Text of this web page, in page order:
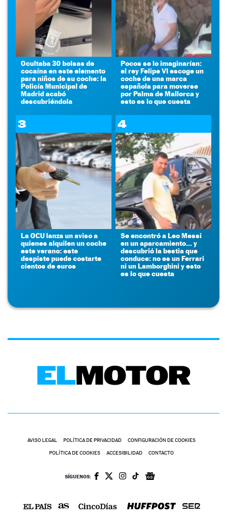
Ocultaba 30 bolsas de
cocaína en este elemento
para niños de su coche: la
Policía Municipal de
Madrid acabó
descubriéndola
Pocos se lo imaginarían:
el rey Felipe VI escoge un
coche de una marca
española para moverse
por Palma de Mallorca y
esto es lo que cuesta
3
La OCU lanza un aviso a
quienes alquilen un coche
este verano: este
despiste puede costarte
cientos de euros
4
Se encontró a Leo Messi
en un aparcamiento... y
descubrió la bestia que
conduce: no es un Ferrari
ni un Lamborghini y esto
es lo que cuesta
AVISO LEGAL POLÍTICA DE PRIVACIDAD CONFIGURACIÓN DE COOKIES
POLÍTICA DE COOKIES ACCESIBILIDAD CONTACTO
SÍGUENOS: